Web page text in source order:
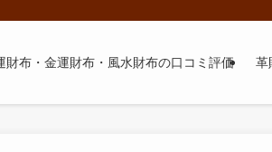
財布・金運財布・風水財布の口コミ評価 革